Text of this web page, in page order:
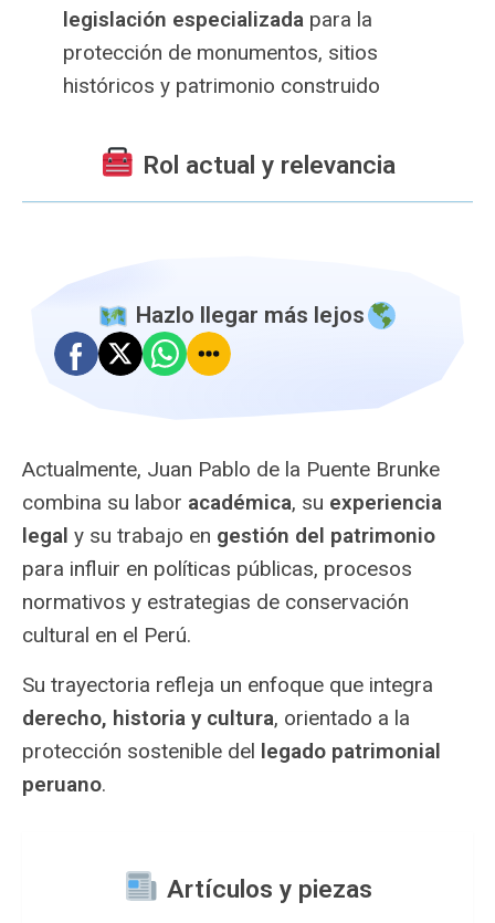
legislación especializada para la
protección de monumentos, sitios
históricos y patrimonio construido
Rol actual y relevancia
️ Hazlo llegar más lejos
Actualmente, Juan Pablo de la Puente Brunke
combina su labor académica, su experiencia
legal y su trabajo en gestión del patrimonio
para influir en políticas públicas, procesos
normativos y estrategias de conservación
cultural en el Perú.
Su trayectoria refleja un enfoque que integra
derecho, historia y cultura, orientado a la
protección sostenible del legado patrimonial
peruano.
Artículos y piezas